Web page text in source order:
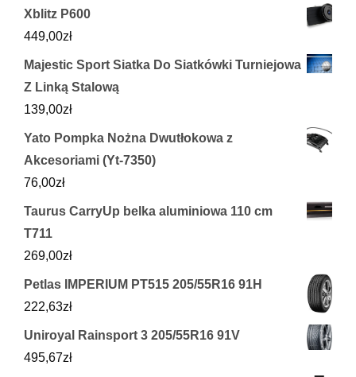
Xblitz P600
449,00zł
Majestic Sport Siatka Do Siatkówki Turniejowa
Z Linką Stalową
139,00zł
Yato Pompka Nożna Dwutłokowa z
Akcesoriami (Yt-7350)
76,00zł
Taurus CarryUp belka aluminiowa 110 cm
T711
269,00zł
Petlas IMPERIUM PT515 205/55R16 91H
222,63zł
Uniroyal Rainsport 3 205/55R16 91V
495,67zł